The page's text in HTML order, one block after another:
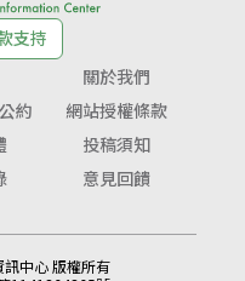
支持
關於我們
約
網站授權條款
投稿須知
意見回饋
中心 版權所有